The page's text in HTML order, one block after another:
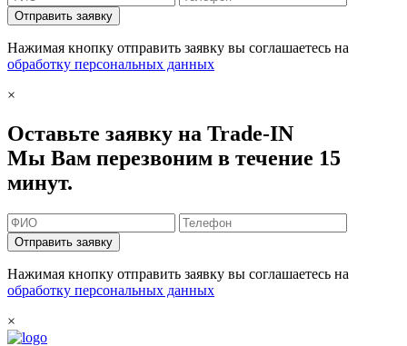
Отправить заявку
Нажимая кнопку отправить заявку вы соглашаетесь на
обработку персональных данных
×
Оставьте заявку на Trade-IN
Мы Вам перезвоним в течение 15
минут.
Отправить заявку
Нажимая кнопку отправить заявку вы соглашаетесь на
обработку персональных данных
×